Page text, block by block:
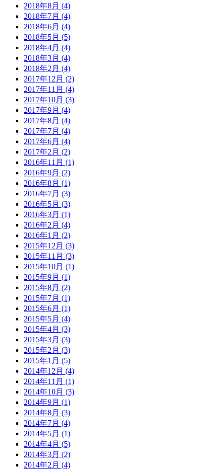
2018年8月 (4)
2018年7月 (4)
2018年6月 (4)
2018年5月 (5)
2018年4月 (4)
2018年3月 (4)
2018年2月 (4)
2017年12月 (2)
2017年11月 (4)
2017年10月 (3)
2017年9月 (4)
2017年8月 (4)
2017年7月 (4)
2017年6月 (4)
2017年2月 (2)
2016年11月 (1)
2016年9月 (2)
2016年8月 (1)
2016年7月 (3)
2016年5月 (3)
2016年3月 (1)
2016年2月 (4)
2016年1月 (2)
2015年12月 (3)
2015年11月 (3)
2015年10月 (1)
2015年9月 (1)
2015年8月 (2)
2015年7月 (1)
2015年6月 (1)
2015年5月 (4)
2015年4月 (3)
2015年3月 (3)
2015年2月 (3)
2015年1月 (5)
2014年12月 (4)
2014年11月 (1)
2014年10月 (3)
2014年9月 (1)
2014年8月 (3)
2014年7月 (4)
2014年5月 (1)
2014年4月 (5)
2014年3月 (2)
2014年2月 (4)